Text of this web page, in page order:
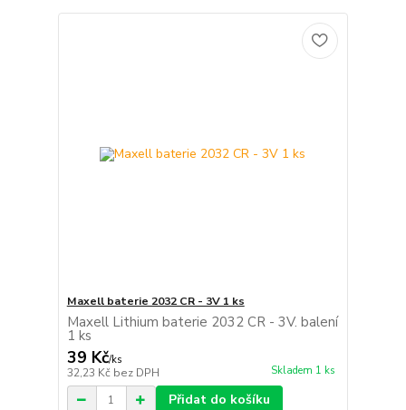
Maxell baterie 2032 CR - 3V 1 ks
Maxell Lithium baterie 2032 CR - 3V. balení
1 ks
39 Kč/ks
32,23 Kč bez DPH Skladem 1 ks
Přidat do košíku